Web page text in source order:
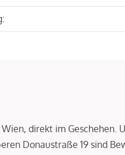
direkt im Geschehen.
Donaustraße 19 sind